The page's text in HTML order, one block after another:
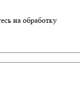
на обработку